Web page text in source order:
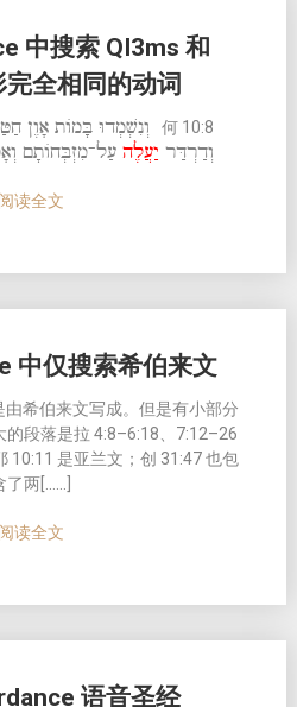
中搜索 QI3ms 和
完全相同的动词
何 10:8וְנִשְׁמְדוּ בָּמוֹת אָוֶן
וְדַרְדַּר יַעֲלֶהעַל־מִזְבְּחוֹתָם
阅读全文
中仅搜索希伯来文
由希伯来文写成。但是有小部分
的段落是拉 4:8–6:18、7:12–26
10:11 是亚兰文；创 31:47 也包
了两[……]
阅读全文
语音圣经